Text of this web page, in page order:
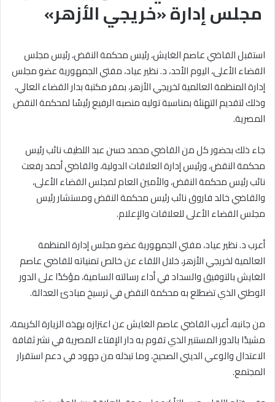
مجلس إدارة «خريجي الأزهر»
استقبل القاضي عاصم الغايش، رئيس محكمة النقض، رئيس مجلس
القضاء الأعلى، اليوم الأحد، د. نظير عياد، مفتي الجمهورية عضو مجلس
إدارة المنظمة العالمية لخريجي الأزهر، بمقر مكتبة بدار القضاء العالي،
وذلك لتقديم التهنئة بمناسبة توليه منصبه الرفيع رئيسًا لمحكمة النقض
المصرية.
جاء ذلك بحضور كل من القاضي محمد حسن عبد اللطيف نائب رئيس
محكمة النقض، ورئيس إدارة العلاقات الدولية، والقاضي أحمد رفعت
نائب رئيس محكمة النقض، والأمين العام لمجلس القضاء الأعلى،
والقاضي خالد فاروق نائب رئيس محكمة النقض ومستشار رئيس
مجلس القضاء الأعلى للعلاقات والإعلام.
أعرب د. نظير عياد، مفتي الجمهورية عضو مجلس إدارة المنظمة
العالمية لخريجي الأزهر، خلال اللقاء عن خالص تمنياته للقاضي عاصم
الغايش بالتوفيق والسداد في أداء رسالته السامية، مؤكدًا على الدور
الوطني الذي تضطلع به محكمة النقض في ترسيخ مبادئ العدالة.
من جانبه، أعرب القاضي عاصم الغايش عن اعتزازه بهذه الزيارة الكريمة،
مشيدًا بالدور المستنير الذي تقوم به دار الإفتاء المصرية في نشر ثقافة
الاعتدال والوعي الديني الصحيح، وما تبذله من جهود في دعم استقرار
المجتمع.